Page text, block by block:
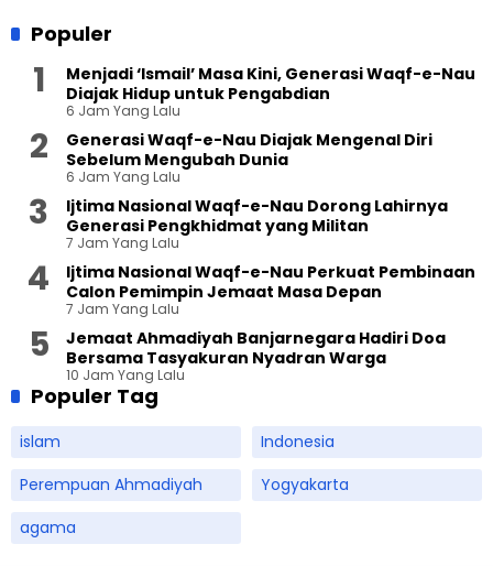
Populer
Menjadi ‘Ismail’ Masa Kini, Generasi Waqf-e-Nau
Diajak Hidup untuk Pengabdian
6 Jam Yang Lalu
Generasi Waqf-e-Nau Diajak Mengenal Diri
Sebelum Mengubah Dunia
6 Jam Yang Lalu
Ijtima Nasional Waqf-e-Nau Dorong Lahirnya
Generasi Pengkhidmat yang Militan
7 Jam Yang Lalu
Ijtima Nasional Waqf-e-Nau Perkuat Pembinaan
Calon Pemimpin Jemaat Masa Depan
7 Jam Yang Lalu
Jemaat Ahmadiyah Banjarnegara Hadiri Doa
Bersama Tasyakuran Nyadran Warga
10 Jam Yang Lalu
Populer Tag
islam
Indonesia
Perempuan Ahmadiyah
Yogyakarta
agama